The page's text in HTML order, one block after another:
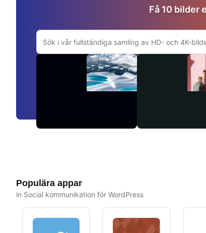
Få 10 bilder
Sök på Adobe.com
Videor
Populära appar
in Social kommunikation för WordPress